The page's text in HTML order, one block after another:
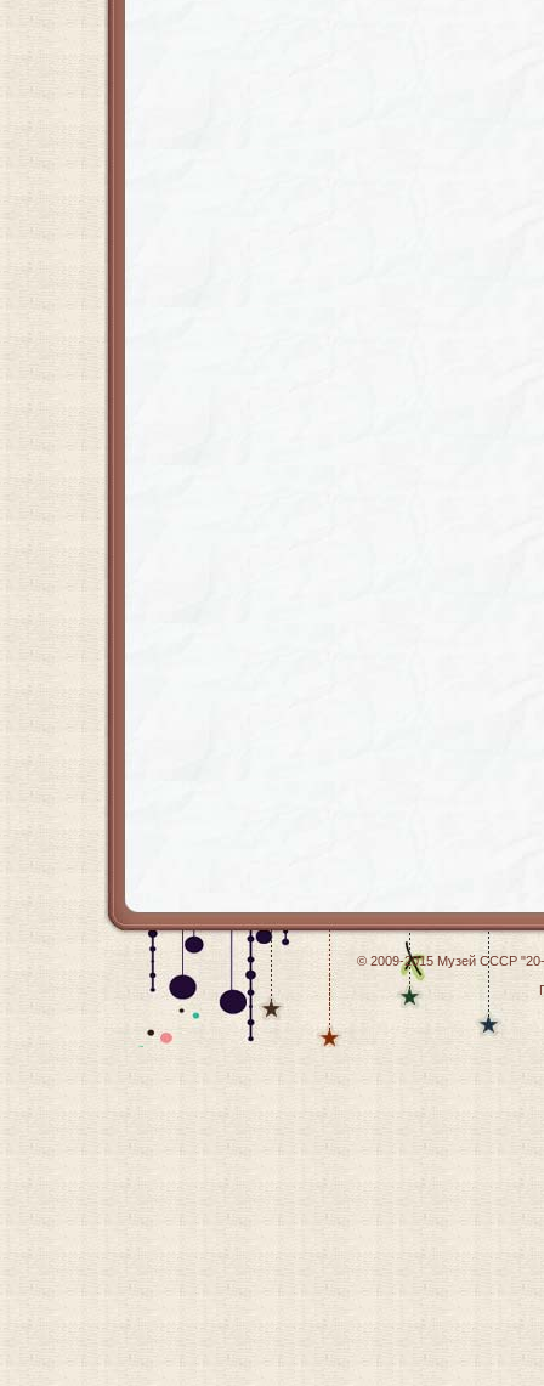
© 2009-2015 Музей СССР